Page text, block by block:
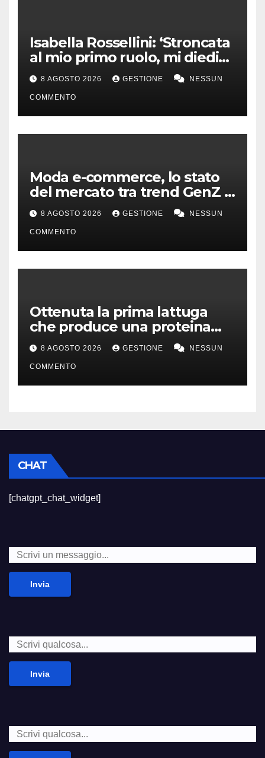
Isabella Rossellini: ‘Stroncata
al mio primo ruolo, mi diedi
alla moda’
8 AGOSTO 2026 GESTIONE NESSUN
COMMENTO
Moda e-commerce, lo stato
del mercato tra trend GenZ e
second hand
8 AGOSTO 2026 GESTIONE NESSUN
COMMENTO
Ottenuta la prima lattuga
che produce una proteina
chiave della carne
8 AGOSTO 2026 GESTIONE NESSUN
COMMENTO
CHAT
[chatgpt_chat_widget]
Invia
Invia